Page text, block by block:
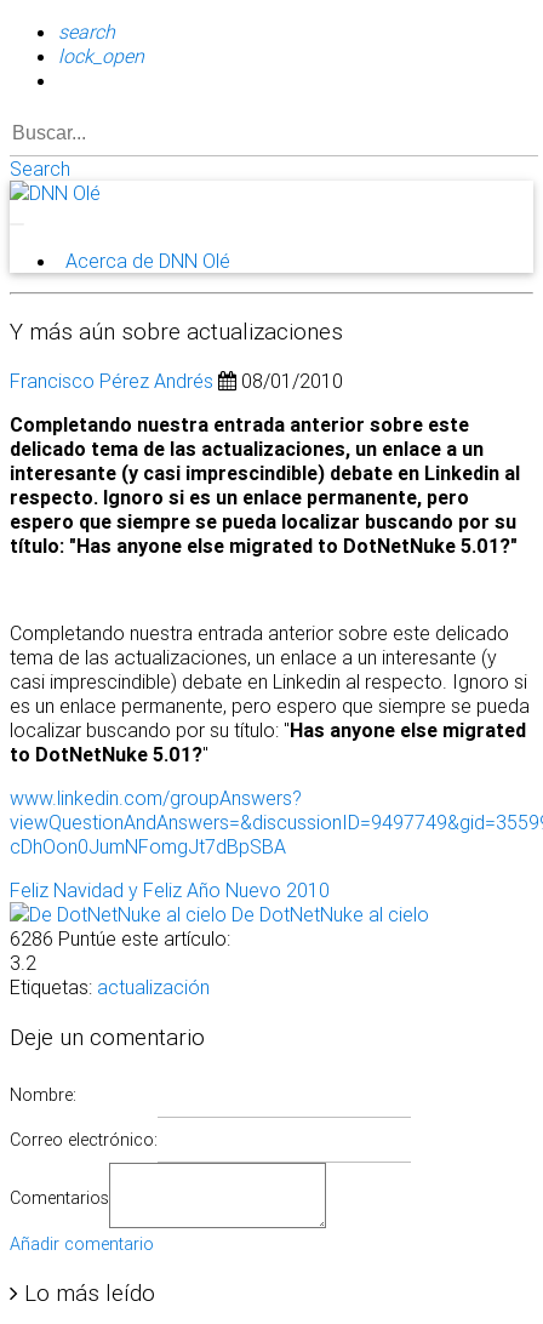
search
lock_open
Search
Acerca de DNN Olé
Y más aún sobre actualizaciones
Francisco Pérez Andrés
08/01/2010
Completando nuestra entrada anterior sobre este
delicado tema de las actualizaciones, un enlace a un
interesante (y casi imprescindible) debate en Linkedin al
respecto. Ignoro si es un enlace permanente, pero
espero que siempre se pueda localizar buscando por su
título: "Has anyone else migrated to DotNetNuke 5.01?"
Completando nuestra entrada anterior sobre este delicado
tema de las actualizaciones, un enlace a un interesante (y
casi imprescindible) debate en Linkedin al respecto. Ignoro si
es un enlace permanente, pero espero que siempre se pueda
localizar buscando por su título: "Has anyone else migrated
to DotNetNuke 5.01?"
www.linkedin.com/groupAnswers?
cDhOon0JumNFomgJt7dBpSBA
Feliz Navidad y Feliz Año Nuevo 2010
De DotNetNuke al cielo
6286 Puntúe este artículo:
3.2
Etiquetas: actualización
Deje un comentario
Nombre:
Correo electrónico:
Comentarios
Añadir comentario
Lo más leído